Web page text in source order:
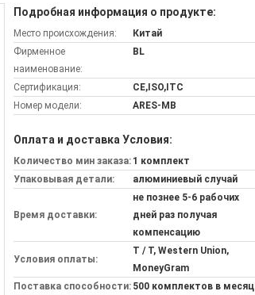
Подробная информация о продукте:
Место происхождения:
Китай
Фирменное
наименование:
BL
Сертификация:
CE,ISO,ITC
Номер модели:
ARES-MB
Оплата и доставка Условия:
Количество мин заказа: 1 комплект
Упаковывая детали:
алюминиевый случай
Время доставки:
не познее 5-6 рабочих
дней раз получая
компенсацию
Условия оплаты:
T / T, Western Union,
MoneyGram
Поставка способности: 500 комплектов в месяц